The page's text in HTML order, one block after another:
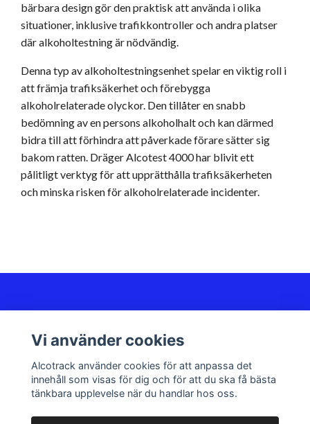
bärbara design gör den praktisk att använda i olika
situationer, inklusive trafikkontroller och andra platser
där alkoholtestning är nödvändig.
Denna typ av alkoholtestningsenhet spelar en viktig roll i
att främja trafiksäkerhet och förebygga
alkoholrelaterade olyckor. Den tillåter en snabb
bedömning av en persons alkoholhalt och kan därmed
bidra till att förhindra att påverkade förare sätter sig
bakom ratten. Dräger Alcotest 4000 har blivit ett
pålitligt verktyg för att upprätthålla trafiksäkerheten
och minska risken för alkoholrelaterade incidenter.
Sociala medier
Vi använder cookies
Alcotrack använder cookies för att anpassa det
innehåll som visas för dig och för att du ska få bästa
tänkbara upplevelse när du handlar hos oss.